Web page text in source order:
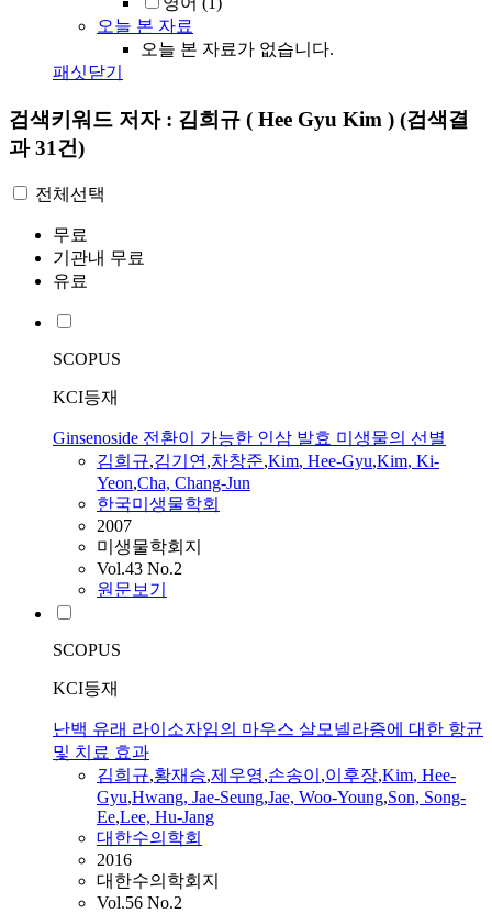
오늘 본 자료
오늘 본 자료가 없습니다.
패싯닫기
검색키워드 저자 : 김희규 ( Hee Gyu Kim ) (검색결
과 31건)
전체선택
무료
기관내 무료
유료
SCOPUS
KCI등재
Ginsenoside 전환이 가능한 인삼 발효 미생물의 선별
김희규,김기연,차창준,Kim, Hee-Gyu,Kim, Ki-
Yeon,Cha, Chang-Jun
한국미생물학회
2007
미생물학회지
Vol.43 No.2
원문보기
SCOPUS
KCI등재
난백 유래 라이소자임의 마우스 살모넬라증에 대한 항균
및 치료 효과
김희규,황재승,제우영,손송이 ,이후장,Kim, Hee-
Gyu,Hwang, Jae-Seung,Jae, Woo-Young,Son, Song-
Ee,Lee, Hu-Jang
대한수의학회
2016
대한수의학회지
Vol.56 No.2